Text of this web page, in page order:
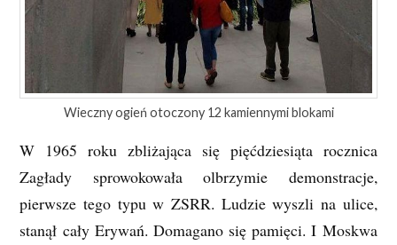
Wieczny ogień otoczony 12 kamiennymi blokami
W 1965 roku zbliżająca się pięćdziesiąta rocznica
Zagłady sprowokowała olbrzymie demonstracje,
pierwsze tego typu w ZSRR. Ludzie wyszli na ulice,
stanął cały Erywań. Domagano się pamięci. I Moskwa